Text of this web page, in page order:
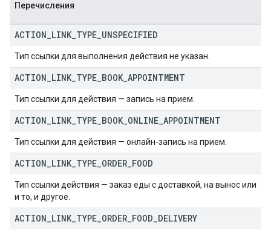
Перечисления
ACTION LINK TYPE UNSPECIFIED
Тип ссылки для выполнения действия не указан.
ACTION LINK TYPE BOOK APPOINTMENT
Тип ссылки для действия — запись на прием.
ACTION LINK TYPE BOOK ONLINE APPOINTMENT
Тип ссылки для действия — онлайн-запись на прием.
ACTION LINK TYPE ORDER FOOD
Тип ссылки действия — заказ еды с доставкой, на вынос или
и то, и другое.
ACTION LINK TYPE ORDER FOOD DELIVERY